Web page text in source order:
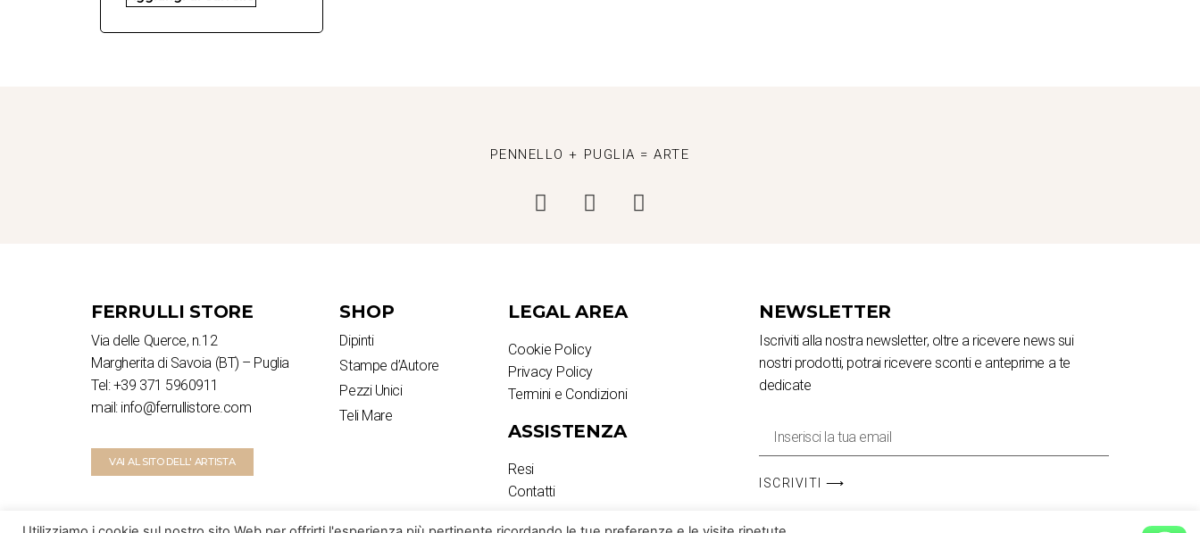
PENNELLO + PUGLIA = ARTE
FERRULLI STORE
Via delle Querce, n.12
Margherita di Savoia (BT) – Puglia
Tel: +39 371 5960911
mail: info@ferrullistore.com
VAI AL SITO DELL' ARTISTA
SHOP
Dipinti
Stampe d’Autore
Pezzi Unici
Teli Mare
LEGAL AREA
Cookie Policy
Privacy Policy
Termini e Condizioni
ASSISTENZA
Resi
Contatti
NEWSLETTER
Iscriviti alla nostra newsletter, oltre a ricevere news sui
nostri prodotti, potrai ricevere sconti e anteprime a te
dedicate
ISCRIVITI ⟶